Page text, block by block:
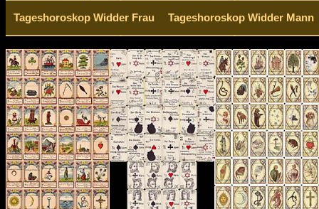
Tageshoroskop Widder Frau Tageshoroskop Widder Mann